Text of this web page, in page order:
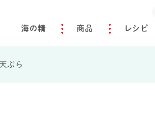
海の精 商品 レシピ
ぷら